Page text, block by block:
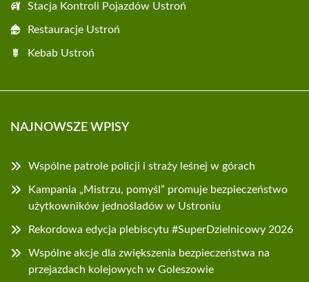
Stacja Kontroli Pojazdów Ustroń
Restauracje Ustroń
Kebab Ustroń
NAJNOWSZE WPISY
Wspólne patrole policji i straży leśnej w górach
Kampania „Mistrzu, pomyśl” promuje bezpieczeństwo
użytkowników jednośladów w Ustroniu
Rekordowa edycja plebiscytu #SuperDzielnicowy 2026
Wspólne akcje dla zwiększenia bezpieczeństwa na
przejazdach kolejowych w Goleszowie